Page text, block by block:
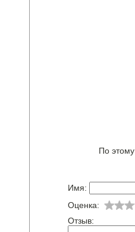
По
Имя:
Оценка:
Отзыв: